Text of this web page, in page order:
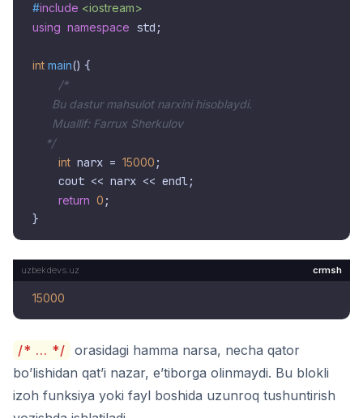
#include <iostream>
using namespace std;
int main() {
/*
      Bu dastur mahsulot narxini hisoblaydi.
      Muallif: Farrux Sherkulov
    */
int narx = 15000 ;
    cout << narx << endl;
return 0 ;
crmsh
15000
/* ... */ orasidagi hamma narsa, necha qator
bo’lishidan qat’i nazar, e’tiborga olinmaydi. Bu blokli
izoh funksiya yoki fayl boshida uzunroq tushuntirish